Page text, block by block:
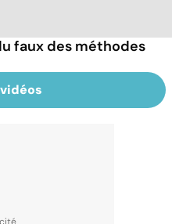
faux des méthodes